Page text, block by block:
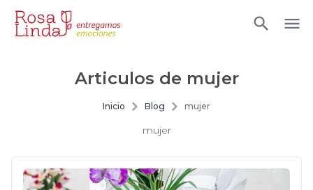
Articulos de mujer
Inicio Blog mujer
mujer